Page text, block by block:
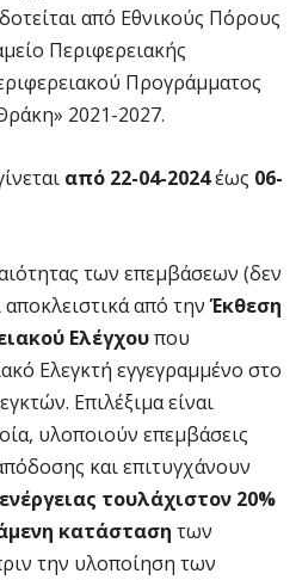
από Εθνικούς Πόρους
Περιφερειακής
Προγράμματος
2021-2027.
από 22-04-2024έως 06-
των επεμβάσεων (δεν
από τηνΈκθεση
Ελέγχουπου
Ελεγκτή εγγεγραμμένο στο
Επιλέξιμα είναι
υλοποιούν επεμβάσεις
και επιτυγχάνουν
τουλάχιστον 20%
κατάσταση των
την υλοποίηση των